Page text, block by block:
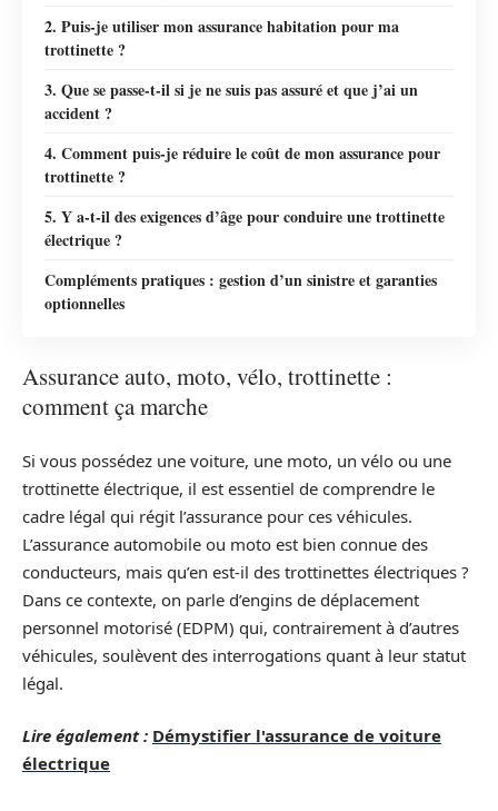
2. Puis-je utiliser mon assurance habitation pour ma
trottinette ?
3. Que se passe-t-il si je ne suis pas assuré et que j’ai un
accident ?
4. Comment puis-je réduire le coût de mon assurance pour
trottinette ?
5. Y a-t-il des exigences d’âge pour conduire une trottinette
électrique ?
Compléments pratiques : gestion d’un sinistre et garanties
optionnelles
Assurance auto, moto, vélo, trottinette :
comment ça marche
Si vous possédez une voiture, une moto, un vélo ou une
trottinette électrique, il est essentiel de comprendre le
cadre légal qui régit l’assurance pour ces véhicules.
L’assurance automobile ou moto est bien connue des
conducteurs, mais qu’en est-il des trottinettes électriques ?
Dans ce contexte, on parle d’engins de déplacement
personnel motorisé (EDPM) qui, contrairement à d’autres
véhicules, soulèvent des interrogations quant à leur statut
légal.
Lire également : Démystifier l'assurance de voiture
électrique